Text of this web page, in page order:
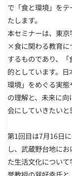
で「食と環境」を
たします。
本セミナーは、東
×食に関わる教育に
するものであり、
的としています。
環境」をめぐる実
の理解と、未来に
会にしていきたいと
第1回目は7月16日
し、武蔵野台地に
た生活文化につい